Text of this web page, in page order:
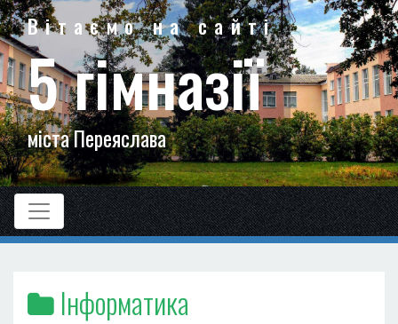
Вітаємо на сайті
5 гімназії
міста Переяслава
Інформатика